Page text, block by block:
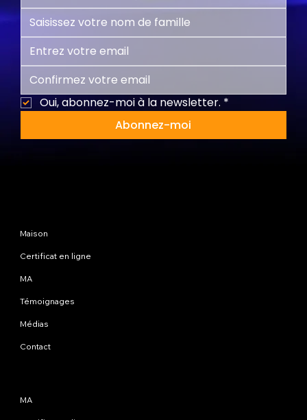
Oui, abonnez-moi à la newsletter. *
Abonnez-moi
Maison
Certificat en ligne
MA
Témoignages
Médias
Contact
MA